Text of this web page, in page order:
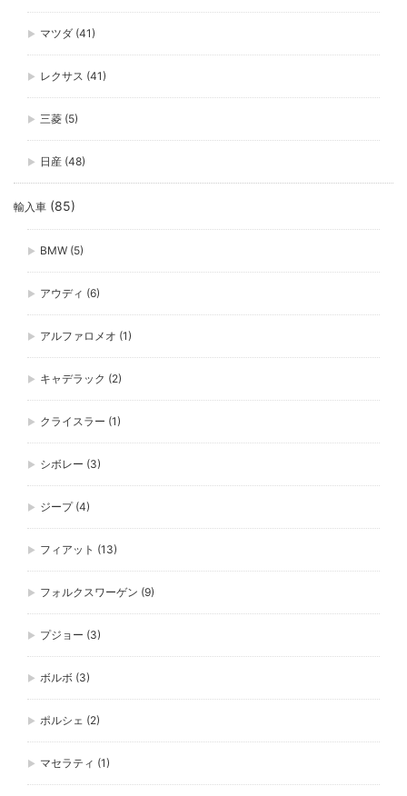
マツダ (41)
レクサス (41)
三菱 (5)
日産 (48)
輸入車 (85)
BMW (5)
アウディ (6)
アルファロメオ (1)
キャデラック (2)
クライスラー (1)
シボレー (3)
ジープ(4)
フィアット (13)
フォルクスワーゲン (9)
プジョー (3)
ボルボ (3)
ポルシェ (2)
マセラティ (1)